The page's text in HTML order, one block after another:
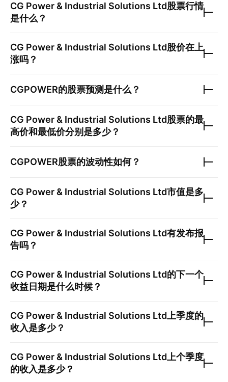
CG Power & Industrial Solutions Ltd股票行情
是什么？
CG Power & Industrial Solutions Ltd股价在上
涨吗？
CGPOWER的股票预测是什么？
CG Power & Industrial Solutions Ltd股票的最
高价和最低价分别是多少？
CGPOWER股票的波动性如何？
CG Power & Industrial Solutions Ltd市值是多
少？
CG Power & Industrial Solutions Ltd有发布报
告吗？
CG Power & Industrial Solutions Ltd的下一个
收益日期是什么时候？
CG Power & Industrial Solutions Ltd 上季度的
收入是多少？
CG Power & Industrial Solutions Ltd 上个季度
的收入是多少？